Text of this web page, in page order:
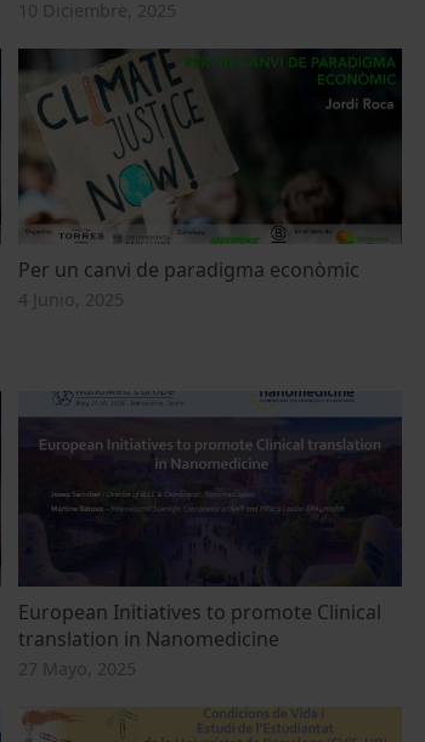
10 Diciembre, 2025
Per un canvi de paradigma econòmic
4 Junio, 2025
European Initiatives to promote Clinical
translation in Nanomedicine
27 Mayo, 2025